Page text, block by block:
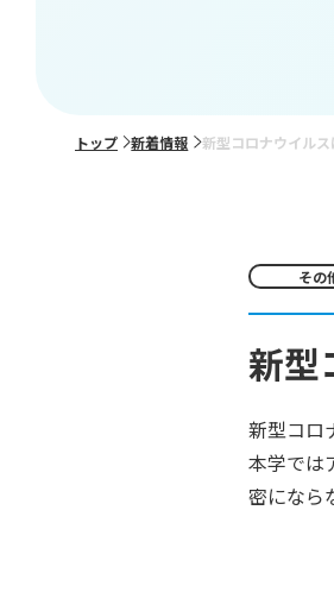
トップ 新着情報 新型コロナウイル
その
新型
新型コロ
本学では
密になら